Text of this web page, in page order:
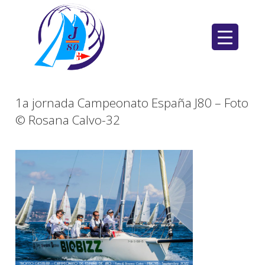
1a jornada Campeonato España J80 – Foto
© Rosana Calvo-32